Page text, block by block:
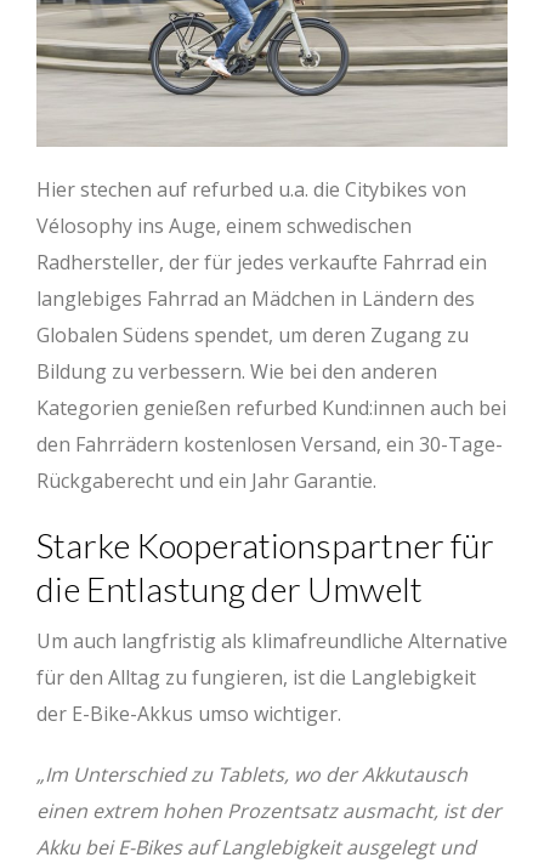
Hier stechen auf refurbed u.a. die Citybikes von
Vélosophy ins Auge, einem schwedischen
Radhersteller, der für jedes verkaufte Fahrrad ein
langlebiges Fahrrad an Mädchen in Ländern des
Globalen Südens spendet, um deren Zugang zu
Bildung zu verbessern. Wie bei den anderen
Kategorien genießen refurbed Kund:innen auch bei
den Fahrrädern kostenlosen Versand, ein 30-Tage-
Rückgaberecht und ein Jahr Garantie.
Starke Kooperationspartner für
die Entlastung der Umwelt
Um auch langfristig als klimafreundliche Alternative
für den Alltag zu fungieren, ist die Langlebigkeit
der E-Bike-Akkus umso wichtiger.
„Im Unterschied zu Tablets, wo der Akkutausch
einen extrem hohen Prozentsatz ausmacht, ist der
Akku bei E-Bikes auf Langlebigkeit ausgelegt und